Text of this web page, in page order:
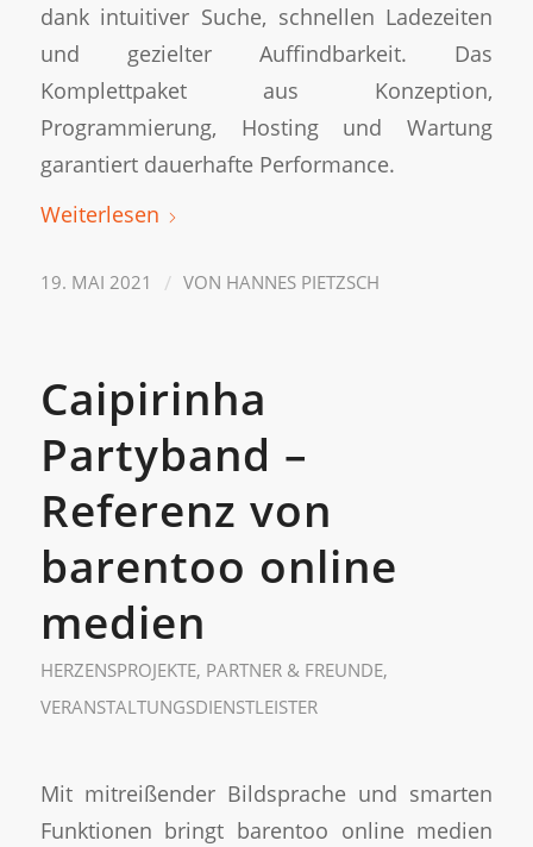
dank intuitiver Suche, schnellen Ladezeiten
und gezielter Auffindbarkeit. Das
Komplettpaket aus Konzeption,
Programmierung, Hosting und Wartung
garantiert dauerhafte Performance.
Weiterlesen
19. MAI 2021 / VON HANNES PIETZSCH
Caipirinha
Partyband –
Referenz von
barentoo online
medien
HERZENSPROJEKTE, PARTNER & FREUNDE,
VERANSTALTUNGSDIENSTLEISTER
Mit mitreißender Bildsprache und smarten
Funktionen bringt barentoo online medien